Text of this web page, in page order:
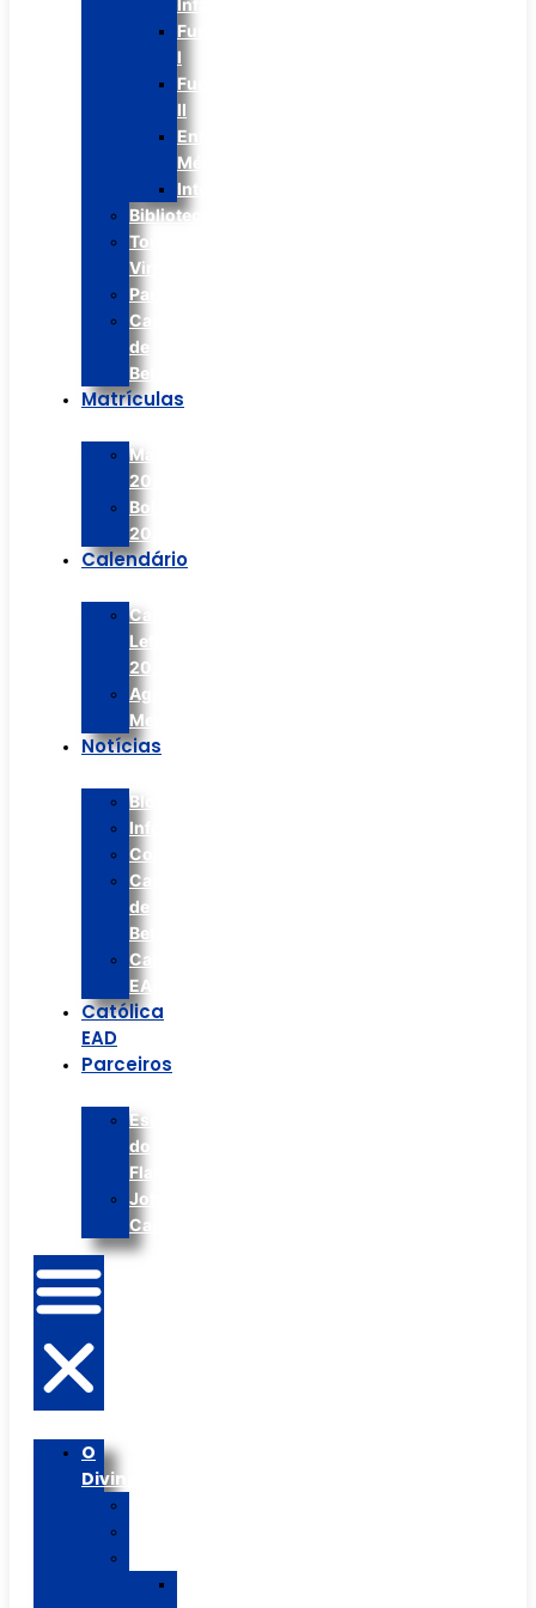
Infantil
Fundamental
I
Fundamental
II
Ens.
Médio
Integral
Biblioteca
Tour
Virtual
Paróquia
Casa
de
Betânia
Matrículas
Matrículas
2026
Bolsão
2026
Calendário
Calendário
Letivo
2026
Agenda
Mensal
Notícias
Blog/Artigos
Informes
Colégio
Casa
de
Betânia
Católica
EAD
Católica
EAD
Parceiros
Escolinha
do
Flamengo
Jota
Cantina
O
Divina